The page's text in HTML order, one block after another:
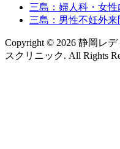
三島：婦人科・女
三島：男性不妊外来
Copyright © 2026 静岡レ
スクリニック. All Rights